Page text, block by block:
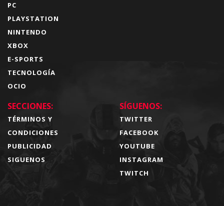
PC
PLAYSTATION
NINTENDO
XBOX
E-SPORTS
TECNOLOGÍA
OCIO
SECCIONES:
TÉRMINOS Y
CONDICIONES
PUBLICIDAD
SIGUENOS
SÍGUENOS:
TWITTER
FACEBOOK
YOUTUBE
INSTAGRAM
TWITCH